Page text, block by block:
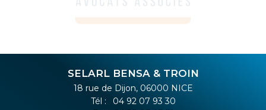
SELARL BENSA & TROIN
18 rue de Dijon, 06000 NICE
Tél :
04 92 07 93 30